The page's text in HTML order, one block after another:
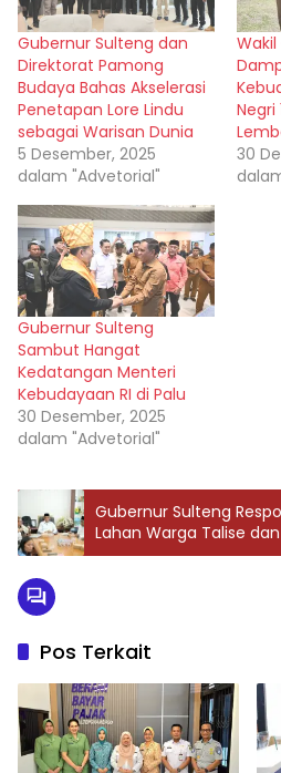
Gubernur Sulteng dan
Direktorat Pamong
Budaya Bahas Akselerasi
Penetapan Lore Lindu
sebagai Warisan Dunia
5 Desember, 2025
dalam "Advetorial"
Negri
30
Gubernur Sulteng
Sambut Hangat
Kedatangan Menteri
Kebudayaan RI di Palu
30 Desember, 2025
dalam "Advetorial"
Gubernur Sulteng
Lahan Warga Talise
Pos Terkait